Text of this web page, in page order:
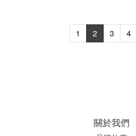
1 2 3 4
關於我們